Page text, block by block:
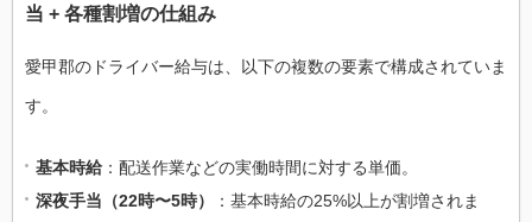
当 + 各種割増の仕組み
愛甲郡のドライバー給与は、以下の複数の要素で構成されていま
す。
基本時給：配送作業などの実働時間に対する単価。
深夜手当（22時〜5時）
：基本時給の25%以上が割増されま